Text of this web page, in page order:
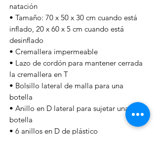
natación
• Tamaño: 70 x 50 x 30 cm cuando está
inflado, 20 x 60 x 5 cm cuando está
desinflado
• Cremallera impermeable
• Lazo de cordón para mantener cerrada
la cremallera en T
• Bolsillo lateral de malla para una
botella
• Anillo en D lateral para sujetar una
botella
• 6 anillos en D de plástico